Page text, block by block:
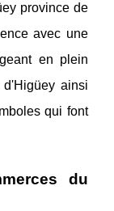
province de
avec une
en plein
ainsi
qui font
du